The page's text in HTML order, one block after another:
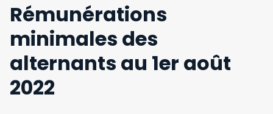
Rémunérations
minimales des
alternants au 1er août
2022